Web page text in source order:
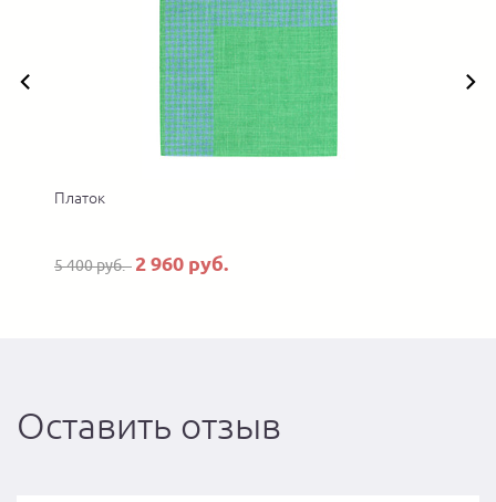
Платок
5 400 руб. 2 960 руб.
Оставить отзыв